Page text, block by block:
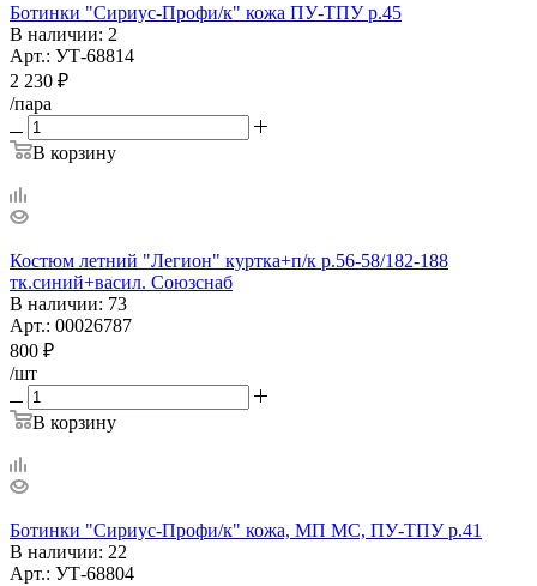
Ботинки "Сириус-Профи/к" кожа ПУ-ТПУ р.45
В наличии: 2
Арт.: УТ-68814
2 230 ₽
/пара
В корзину
Костюм летний "Легион" куртка+п/к р.56-58/182-188
тк.синий+васил. Союзснаб
В наличии: 73
Арт.: 00026787
800 ₽
/шт
В корзину
Ботинки "Сириус-Профи/к" кожа, МП МС, ПУ-ТПУ р.41
В наличии: 22
Арт.: УТ-68804